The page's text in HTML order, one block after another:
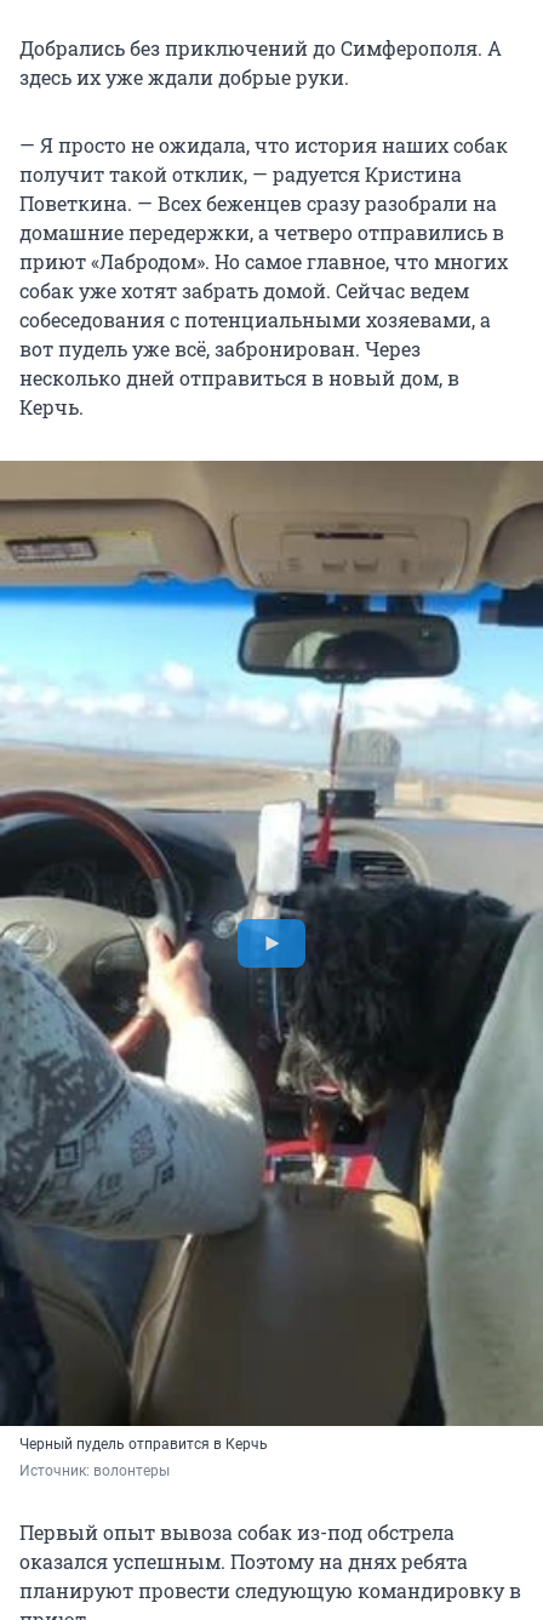
Добрались без приключений до Симферополя. А
здесь их уже ждали добрые руки.
— Я просто не ожидала, что история наших собак
получит такой отклик, — радуется Кристина
Поветкина. — Всех беженцев сразу разобрали на
домашние передержки, а четверо отправились в
приют «Лабродом». Но самое главное, что многих
собак уже хотят забрать домой. Сейчас ведем
собеседования с потенциальными хозяевами, а
вот пудель уже всё, забронирован. Через
несколько дней отправиться в новый дом, в
Керчь.
Черный пудель отправится в Керчь
Источник: волонтеры
Первый опыт вывоза собак из-под обстрела
оказался успешным. Поэтому на днях ребята
планируют провести следующую командировку в